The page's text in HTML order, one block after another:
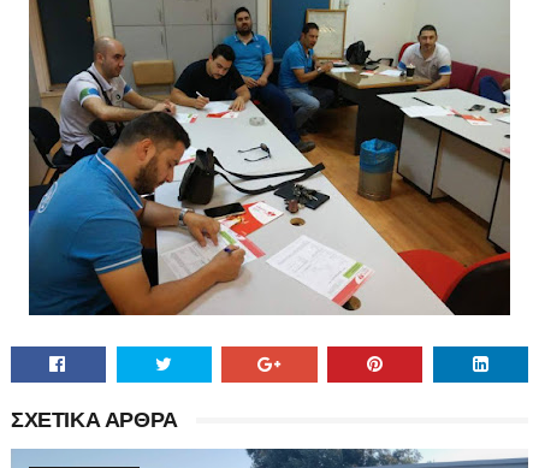
ΣΧΕΤΙΚΑ ΑΡΘΡΑ